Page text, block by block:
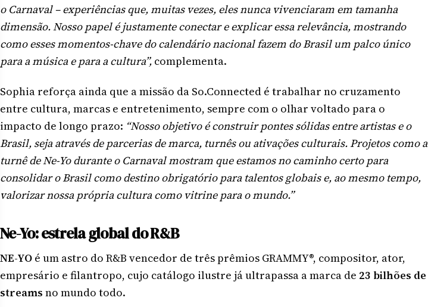
o Carnaval – experiências que, muitas vezes, eles nunca vivenciaram em tamanha
dimensão. Nosso papel é justamente conectar e explicar essa relevância, mostrando
como esses momentos-chave do calendário nacional fazem do Brasil um palco único
para a música e para a cultura”, complementa.
Sophia reforça ainda que a missão da So.Connected é trabalhar no cruzamento
entre cultura, marcas e entretenimento, sempre com o olhar voltado para o
impacto de longo prazo: “Nosso objetivo é construir pontes sólidas entre artistas e o
Brasil, seja através de parcerias de marca, turnês ou ativações culturais. Projetos como a
turnê de Ne-Yo durante o Carnaval mostram que estamos no caminho certo para
consolidar o Brasil como destino obrigatório para talentos globais e, ao mesmo tempo,
valorizar nossa própria cultura como vitrine para o mundo.”
Ne-Yo: estrela global do R&B
NE-YO é um astro do R&B vencedor de três prêmios GRAMMY®, compositor, ator,
empresário e filantropo, cujo catálogo ilustre já ultrapassa a marca de 23 bilhões de
streams no mundo todo.